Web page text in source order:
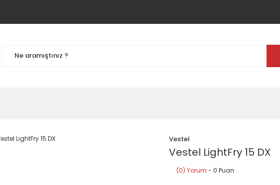
Vestel
Vestel LightFry 15 DX
(0) Yorum - 0 Puan